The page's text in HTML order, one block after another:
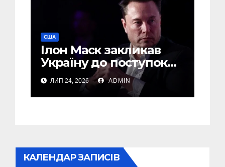
США
Ілон Маск закликав
Україну до поступок
Путіну – The Economist
ЛИП 24, 2026 ADMIN
КАЛЕНДАР ЗАПИСІВ